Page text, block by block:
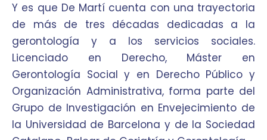
Y es que De Martí cuenta con una trayectoria
de más de tres décadas dedicadas a la
gerontología y a los servicios sociales.
Licenciado en Derecho, Máster en
Gerontología Social y en Derecho Público y
Organización Administrativa, forma parte del
Grupo de Investigación en Envejecimiento de
la Universidad de Barcelona y de la Sociedad